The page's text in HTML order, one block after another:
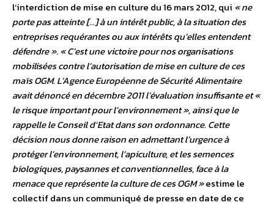
l’interdiction de mise en culture du 16 mars 2012, qui « ne
porte pas atteinte […] à un intérêt public, à la situation des
entreprises requérantes ou aux intérêts qu’elles entendent
défendre ».« C’est une victoire pour nos organisations
mobilisées contre l’autorisation de mise en culture de ces
maïs OGM. L’Agence Européenne de Sécurité Alimentaire
avait dénoncé en décembre 2011 l’évaluation insuffisante et«
le risque important pour l’environnement », ainsi que le
rappelle le Conseil d’Etat dans son ordonnance. Cette
décision nous donne raison en admettant l’urgence à
protéger l’environnement, l’apiculture, et les semences
biologiques, paysannes et conventionnelles, face à la
menace que représente la culture de ces OGM »estime le
collectif dans un communiqué de presse en date de ce